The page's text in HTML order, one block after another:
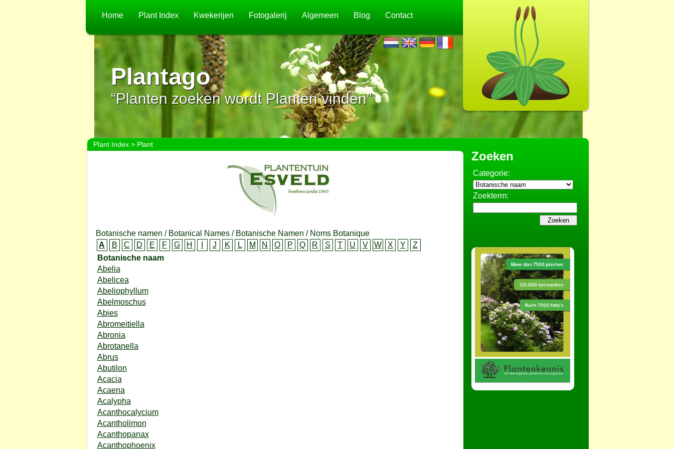
Home Plant Index Kwekerijen Fotogalerij Algemeen Blog Contact
Plantago
“Planten zoeken wordt Planten vinden”
Plant Index> Plant
Botanische namen / Botanical Names / Botanische Namen / Noms Botanique
A
B C D E F G H J K L M N O P Q R S T U V W X Y
Z
Botanische naam
Abelia
Abelicea
Abeliophyllum
Abelmoschus
Abies
Abromeitiella
Abronia
Abrotanella
Abrus
Abutilon
Acacia
Acaena
Acalypha
Acanthocalycium
Acantholimon
Acanthopanax
Acanthophoenix
Zoeken
Categorie:
Zoekterm: